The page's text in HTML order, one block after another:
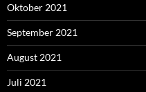
Oktober 2021
September 2021
August 2021
Juli 2021